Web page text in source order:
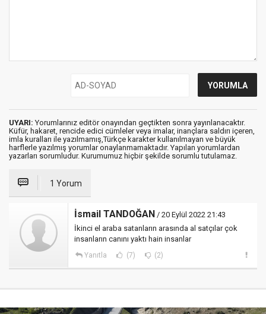
UYARI: Yorumlarınız editör onayından geçtikten sonra yayınlanacaktır.
Küfür, hakaret, rencide edici cümleler veya imalar, inançlara saldırı içeren,
imla kuralları ile yazılmamış,Türkçe karakter kullanılmayan ve büyük
harflerle yazılmış yorumlar onaylanmamaktadır. Yapılan yorumlardan
yazarları sorumludur. Kurumumuz hiçbir şekilde sorumlu tutulamaz.
1 Yorum
İsmail TANDOĞAN / 20 Eylül 2022 21:43
İkinci el araba satanların arasında al satçılar çok
insanların canını yaktı hain insanlar
Yanıtla (7) (2)